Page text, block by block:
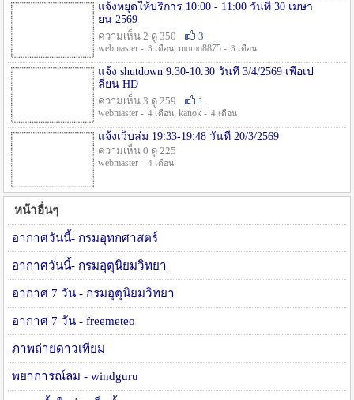
แจ้งหยุดให้บริการ 10:00 - 11:00 วันที่ 30 เมษา
ยน 2569
ความเห็น 2 ดู 350
3
webmaster - 3 เดือน, momo8875 - 3 เดือน
แจ้ง shutdown 9.30-10.30 วันที่ 3/4/2569 เพื่อเป
ลี่ยน HD
ความเห็น 3 ดู 259
1
webmaster - 4 เดือน, kanok - 4 เดือน
แจ้งเว็บล่ม 19:33-19:48 วันที่ 20/3/2569
ความเห็น 0 ดู 225
webmaster - 4 เดือน
หน้าอื่นๆ
อากาศวันนี้- กรมอุทกศาสตร์
อากาศวันนี้- กรมอุตุนิยมวิทยา
อากาศ 7 วัน - กรมอุตุนิยมวิทยา
อากาศ 7 วัน - freemeteo
ภาพถ่ายดาวเทียม
พยาการณ์ลม - windguru